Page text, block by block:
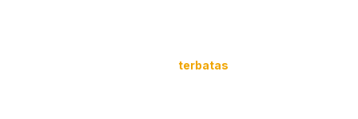
terbatas